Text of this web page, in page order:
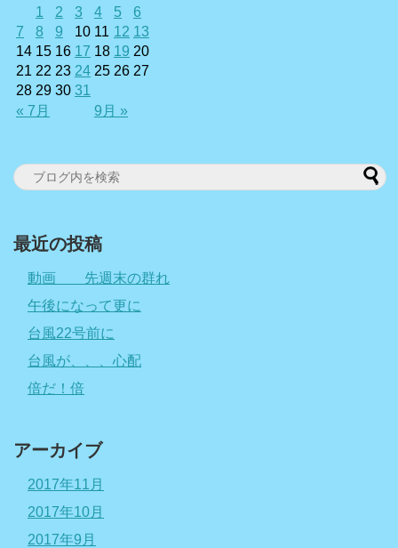
« 7月 9月 »
1 2 3 4 5
6
7
8 9 10 11 12 13
14 15 16 17 18 19 20
21 22 23 24 25 26 27
28 29 30 31
最近の投稿
動画 先週末の群れ
午後になって更に
台風22号前に
台風が、、、心配
倍だ！倍
アーカイブ
2017年11月
2017年10月
2017年9月